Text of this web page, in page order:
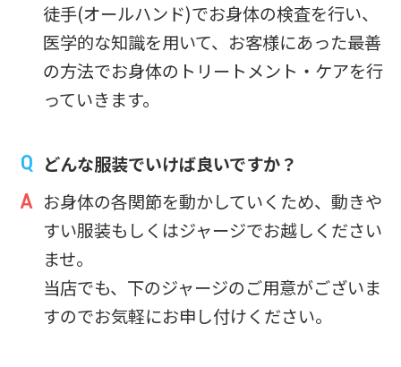
徒手(オールハンド)でお身体の検査を行い、
医学的な知識を用いて、お客様にあった最善
の方法でお身体のトリートメント・ケアを行
っていきます。
どんな服装でいけば良いですか？
お身体の各関節を動かしていくため、動きや
すい服装もしくはジャージでお越しください
ませ。
当店でも、下のジャージのご用意がございま
すのでお気軽にお申し付けください。